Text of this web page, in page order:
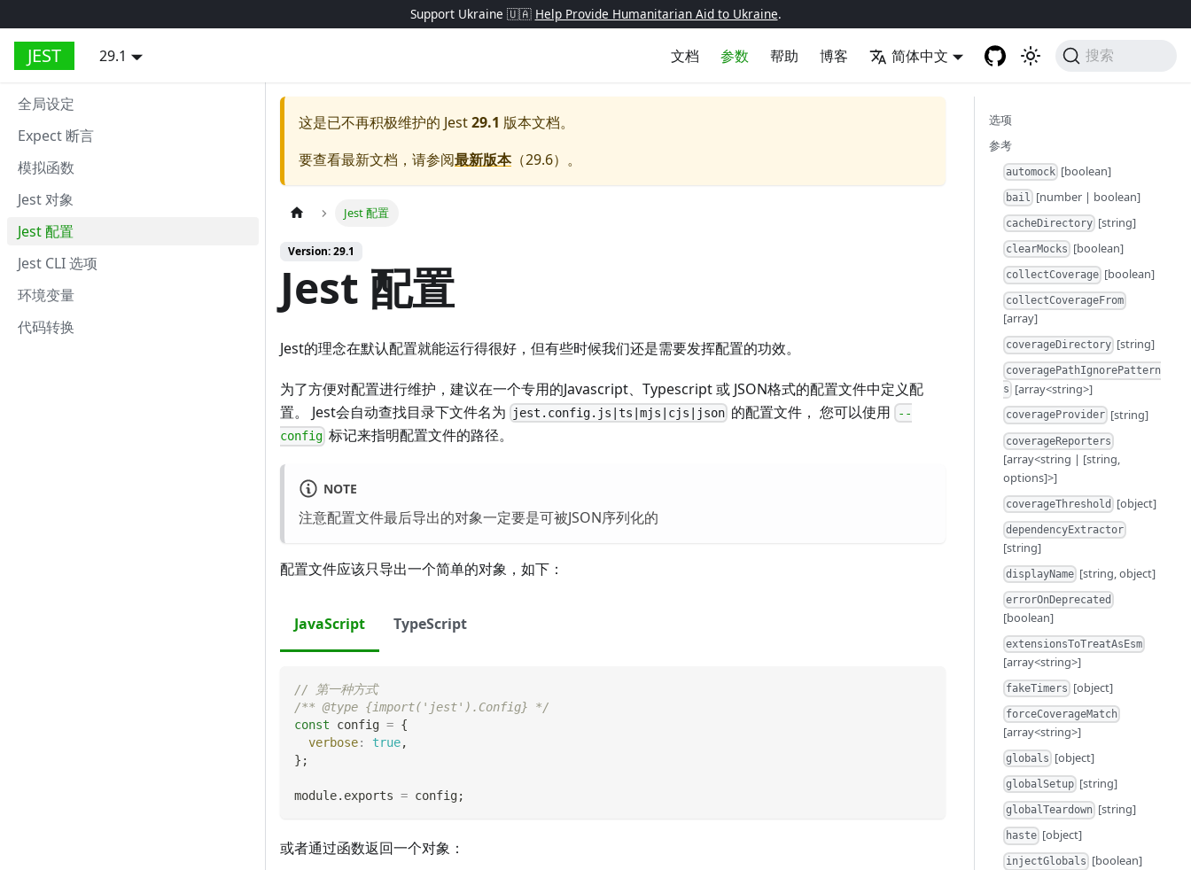
Support Ukraine 🇺🇦 Help Provide Humanitarian Aid to Ukraine.
JEST 29.1 文档 参数 帮助 博客 简体中文 搜索
全局设定
Expect 断言
模拟函数
Jest 对象
Jest 配置
Jest CLI 选项
环境变量
代码转换
这是已不再积极维护的 Jest29.1 版本文档。
要查看最新文档，请参阅最新版本（29.6）。
Jest 配置
Version: 29.1
Jest 配置
Jest的理念在默认配置就能运行得很好，但有些时候我们还是需要发挥配置的功效。
为了方便对配置进行维护，建议在一个专用的Javascript、Typescript 或 JSON格式的配置文件中定义配
置。 Jest会自动查找目录下文件名为
jest.config.js|ts|mjs|cjs|json 的配置文件， 您可以使用 --
config 标记来指明配置文件的路径。
NOTE
注意配置文件最后导出的对象一定要是可被JSON序列化的
配置文件应该只导出一个简单的对象，如下：
JavaScript TypeScript
// 第一种方式
/** @type {import('jest').Config} */
const config = {
verbose: true,
} ;
module. exports = config;
或者通过函数返回一个对象：
选项
参考
automock [boolean]
bail [number | boolean]
cacheDirectory [string]
clearMocks [boolean]
collectCoverage [boolean]
collectCoverageFrom
[array]
coverageDirectory [string]
coveragePathIgnorePattern
s [array<string>]
coverageProvider [string]
coverageReporters
[array<string | [string,
options]>]
coverageThreshold [object]
dependencyExtractor
[string]
displayName [string, object]
errorOnDeprecated
[boolean]
extensionsToTreatAsEsm
[array<string>]
fakeTimers [object]
forceCoverageMatch
[array<string>]
globals [object]
globalSetup [string]
globalTeardown [string]
haste [object]
injectGlobals [boolean]